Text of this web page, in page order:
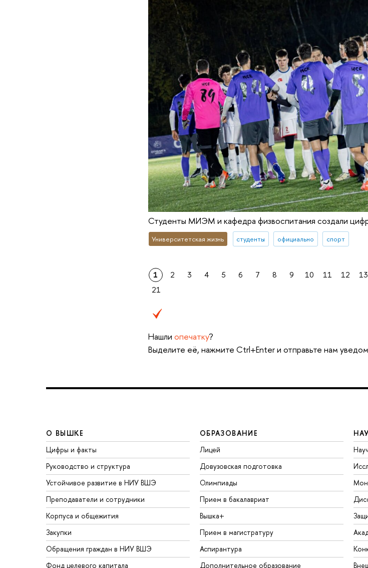
Студенты МИЭМ и кафедра физвоспитания создали
Университетская жизнь студенты официально спорт
1 2 3 4 5 6 7 8 9 10 11 12 13
21
Нашли опечатку?
Выделите её, нажмите Ctrl+Enter и отправьте нам
О ВЫШКЕ
Цифры и факты
Руководство и структура
Устойчивое развитие в НИУ ВШЭ
Преподаватели и сотрудники
Корпуса и общежития
Закупки
Обращения граждан в НИУ ВШЭ
Фонд целевого капитала
ОБРАЗОВАНИЕ
Лицей
Довузовская подготовка
Олимпиады
Прием в бакалавриат
Вышка+
Прием в магистратуру
Аспирантура
Дополнительное образование